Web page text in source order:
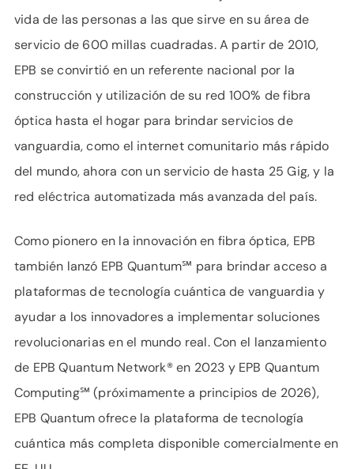
vida de las personas a las que sirve en su área de
servicio de 600 millas cuadradas. A partir de 2010,
EPB se convirtió en un referente nacional por la
construcción y utilización de su red 100% de fibra
óptica hasta el hogar para brindar servicios de
vanguardia, como el internet comunitario más rápido
del mundo, ahora con un servicio de hasta 25 Gig, y la
red eléctrica automatizada más avanzada del país.
Como pionero en la innovación en fibra óptica, EPB
también lanzó EPB Quantum℠ para brindar acceso a
plataformas de tecnología cuántica de vanguardia y
ayudar a los innovadores a implementar soluciones
revolucionarias en el mundo real. Con el lanzamiento
de EPB Quantum Network® en 2023 y EPB Quantum
Computing℠ (próximamente a principios de 2026),
EPB Quantum ofrece la plataforma de tecnología
cuántica más completa disponible comercialmente en